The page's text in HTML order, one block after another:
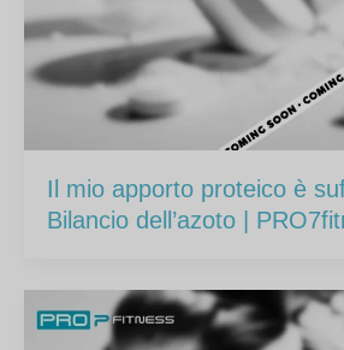
Il mio apporto proteico è
Bilancio dell’azoto |